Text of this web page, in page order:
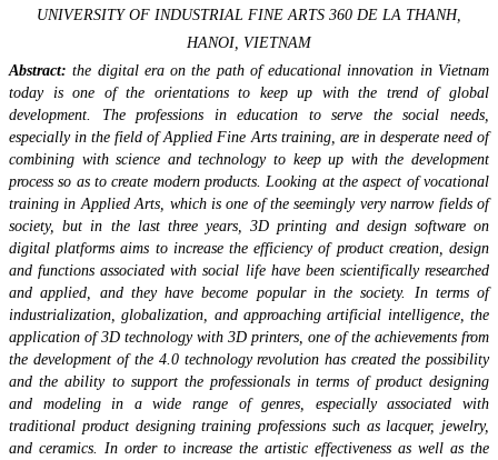
UNIVERSITY OF INDUSTRIAL FINE ARTS 360 DE LA THANH,
HANOI, VIETNAM
Abstract: the digital era on the path of educational innovation in Vietnam
today is one of the orientations to keep up with the trend of global
development. The professions in education to serve the social needs,
especially in the field of Applied Fine Arts training, are in desperate need of
combining with science and technology to keep up with the development
process so as to create modern products. Looking at the aspect of vocational
training in Applied Arts, which is one of the seemingly very narrow fields of
society, but in the last three years, 3D printing and design software on
digital platforms aims to increase the efficiency of product creation, design
and functions associated with social life have been scientifically researched
and applied, and they have become popular in the society. In terms of
industrialization, globalization, and approaching artificial intelligence, the
application of 3D technology with 3D printers, one of the achievements from
the development of the 4.0 technology revolution has created the possibility
and the ability to support the professionals in terms of product designing
and modeling in a wide range of genres, especially associated with
traditional product designing training professions such as lacquer, jewelry,
and ceramics. In order to increase the artistic effectiveness as well as the